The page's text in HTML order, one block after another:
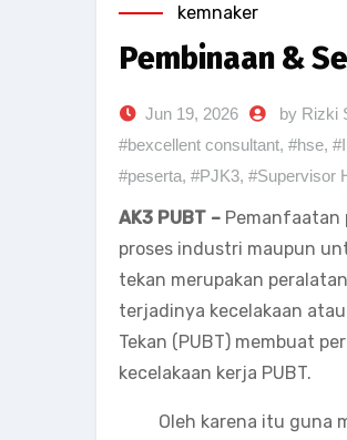
kemnaker
Pembinaan &
Jun 19, 2026 by Rizki
#bexcellent consultant, #hse,
#peserta, #PJK3, #Supervisor
AK3 PUBT – Pemanfaatan
proses industri maupun
tekan merupakan
terjadinya kecelakaan
Tekan (PUBT) membuat
kecelakaan kerja PUBT.
Oleh karena itu guna